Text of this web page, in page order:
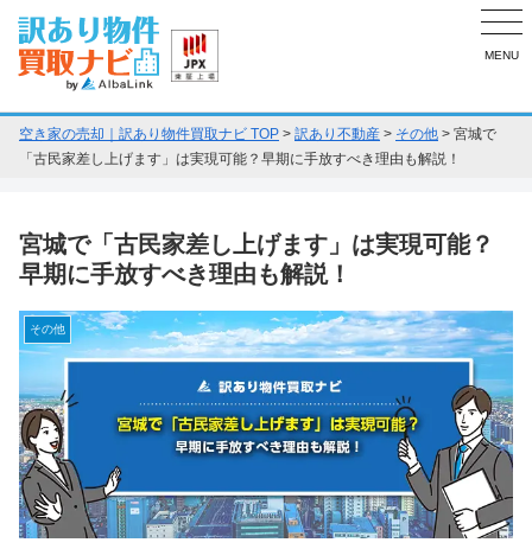
MENU
空き家の売却｜訳あり物件買取ナビ TOP > 訳あり不動産 > その他 > 宮城で
「古民家差し上げます」は実現可能？早期に手放すべき理由も解説！
宮城で「古民家差し上げます」は実現可能？
早期に手放すべき理由も解説！
その他